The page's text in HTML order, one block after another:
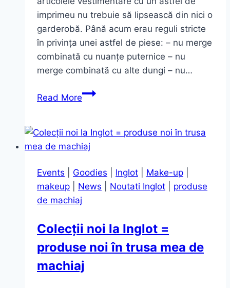
imprimeu nu trebuie să lipsească din nici o
garderobă. Până acum erau reguli stricte
în privința unei astfel de piese: – nu merge
combinată cu nuanțe puternice – nu
merge combinată cu alte dungi – nu…
Read MoreTrend
White
And
Fluid
Striped
Events Goodies Inglot Make-up
makeup
News Noutati Inglot
produse
de machiaj
Colecții noi la Inglot =
produse noi în trusa mea de
machiaj